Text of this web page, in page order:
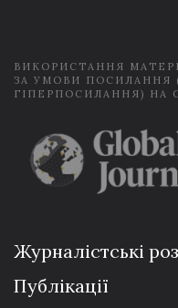
ВИКОРИСТАННЯ
ЗА УМОВИ ПОСИЛАННЯ
ГІПЕРПОСИЛАННЯ) НА
Журналістські
Публікації